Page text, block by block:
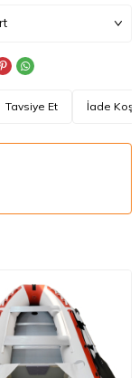
Tavsiye Et İade